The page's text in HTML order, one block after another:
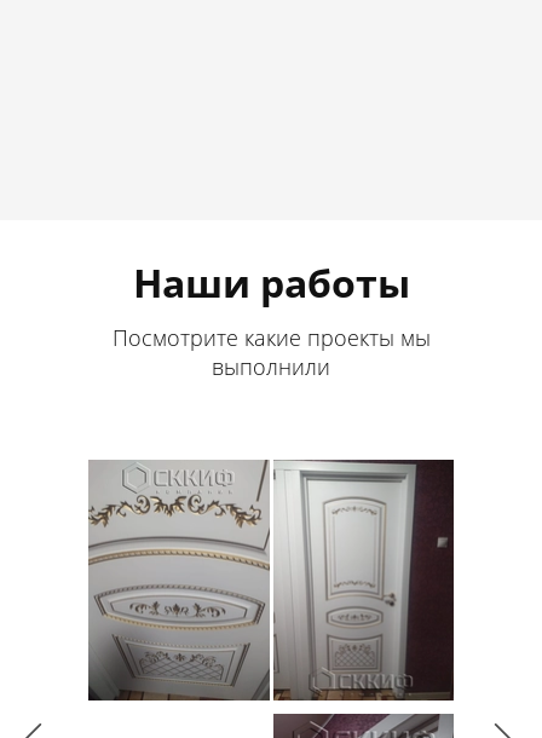
Наши работы
Посмотрите какие проекты мы
выполнили